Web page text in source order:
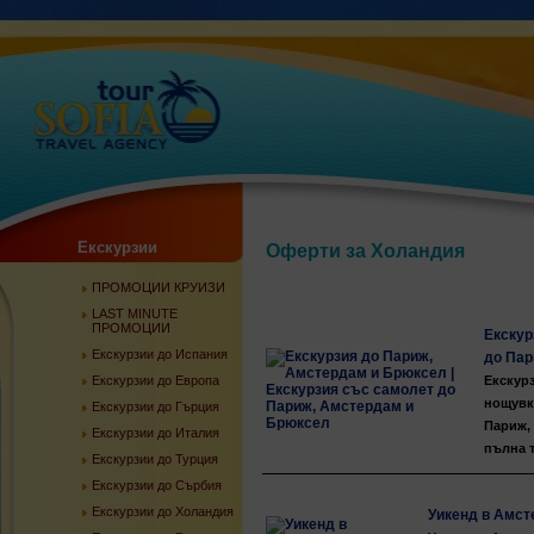
Екскурзии
ПРОМОЦИИ КРУИЗИ
LAST MINUTE
ПРОМОЦИИ
Екскурзии до Испания
Екскурзии до Европа
Екскурзии до Гърция
Екскурзии до Италия
Екскурзии до Турция
Екскурзии до Сърбия
Екскурзии до Холандия
Оферти за Холандия
до
Париж,
пълна
Уикенд в